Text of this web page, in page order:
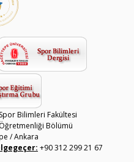
Bilimleri Fakültesi
Bölümü
/ Ankara
+90 312 299 21 67